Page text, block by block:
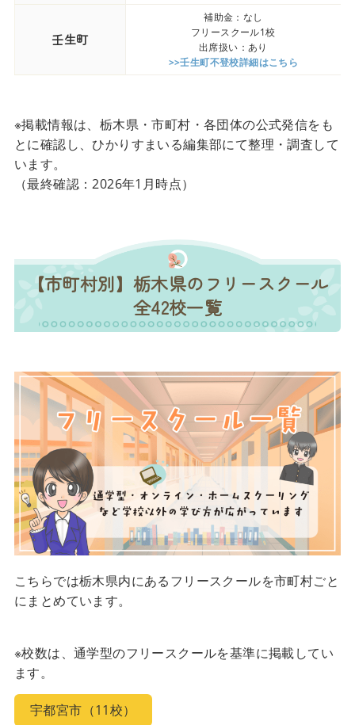
壬生町
補助金：なし
フリースクール1校
出席扱い：あり
>>壬生町不登校詳細はこちら
※掲載情報は、栃木県・市町村・各団体の公式発信をも
とに確認し、ひかりすまいる編集部にて整理・調査して
います。
（最終確認：2026年1月時点）
【市町村別】栃木県のフリースクール
全42校一覧
こちらでは栃木県内にあるフリースクールを市町村ごと
にまとめています。
※校数は、通学型のフリースクールを基準に掲載してい
ます。
宇都宮市（11校）